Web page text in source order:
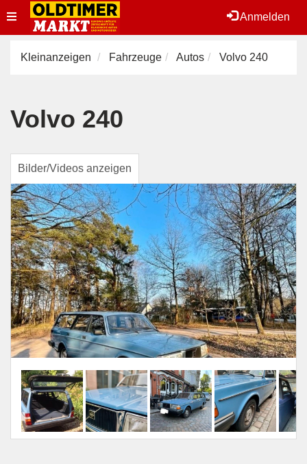
Anmelden
Toggle
navigation
Kleinanzeigen Fahrzeuge Autos Volvo 240
Volvo 240
Bilder/Videos anzeigen